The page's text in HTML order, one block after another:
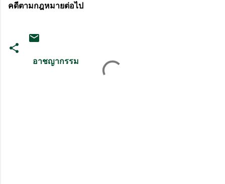
คดีตามกฎหมายต่อไป
อาชญากรรม